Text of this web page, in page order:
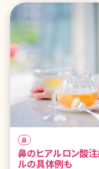
鼻
鼻のヒアルロン酸注
ルの具体例も